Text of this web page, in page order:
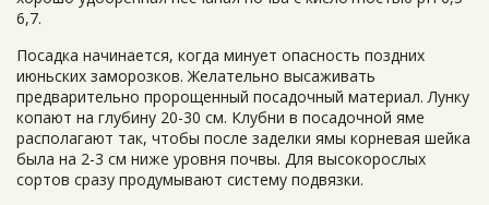
6,7.
Посадка начинается, когда минует опасность поздних
июньских заморозков. Желательно высаживать
предварительно пророщенный посадочный материал. Лунку
копают на глубину 20-30 см. Клубни в посадочной яме
располагают так, чтобы после заделки ямы корневая шейка
была на 2-3 см ниже уровня почвы. Для высокорослых
сортов сразу продумывают систему подвязки.